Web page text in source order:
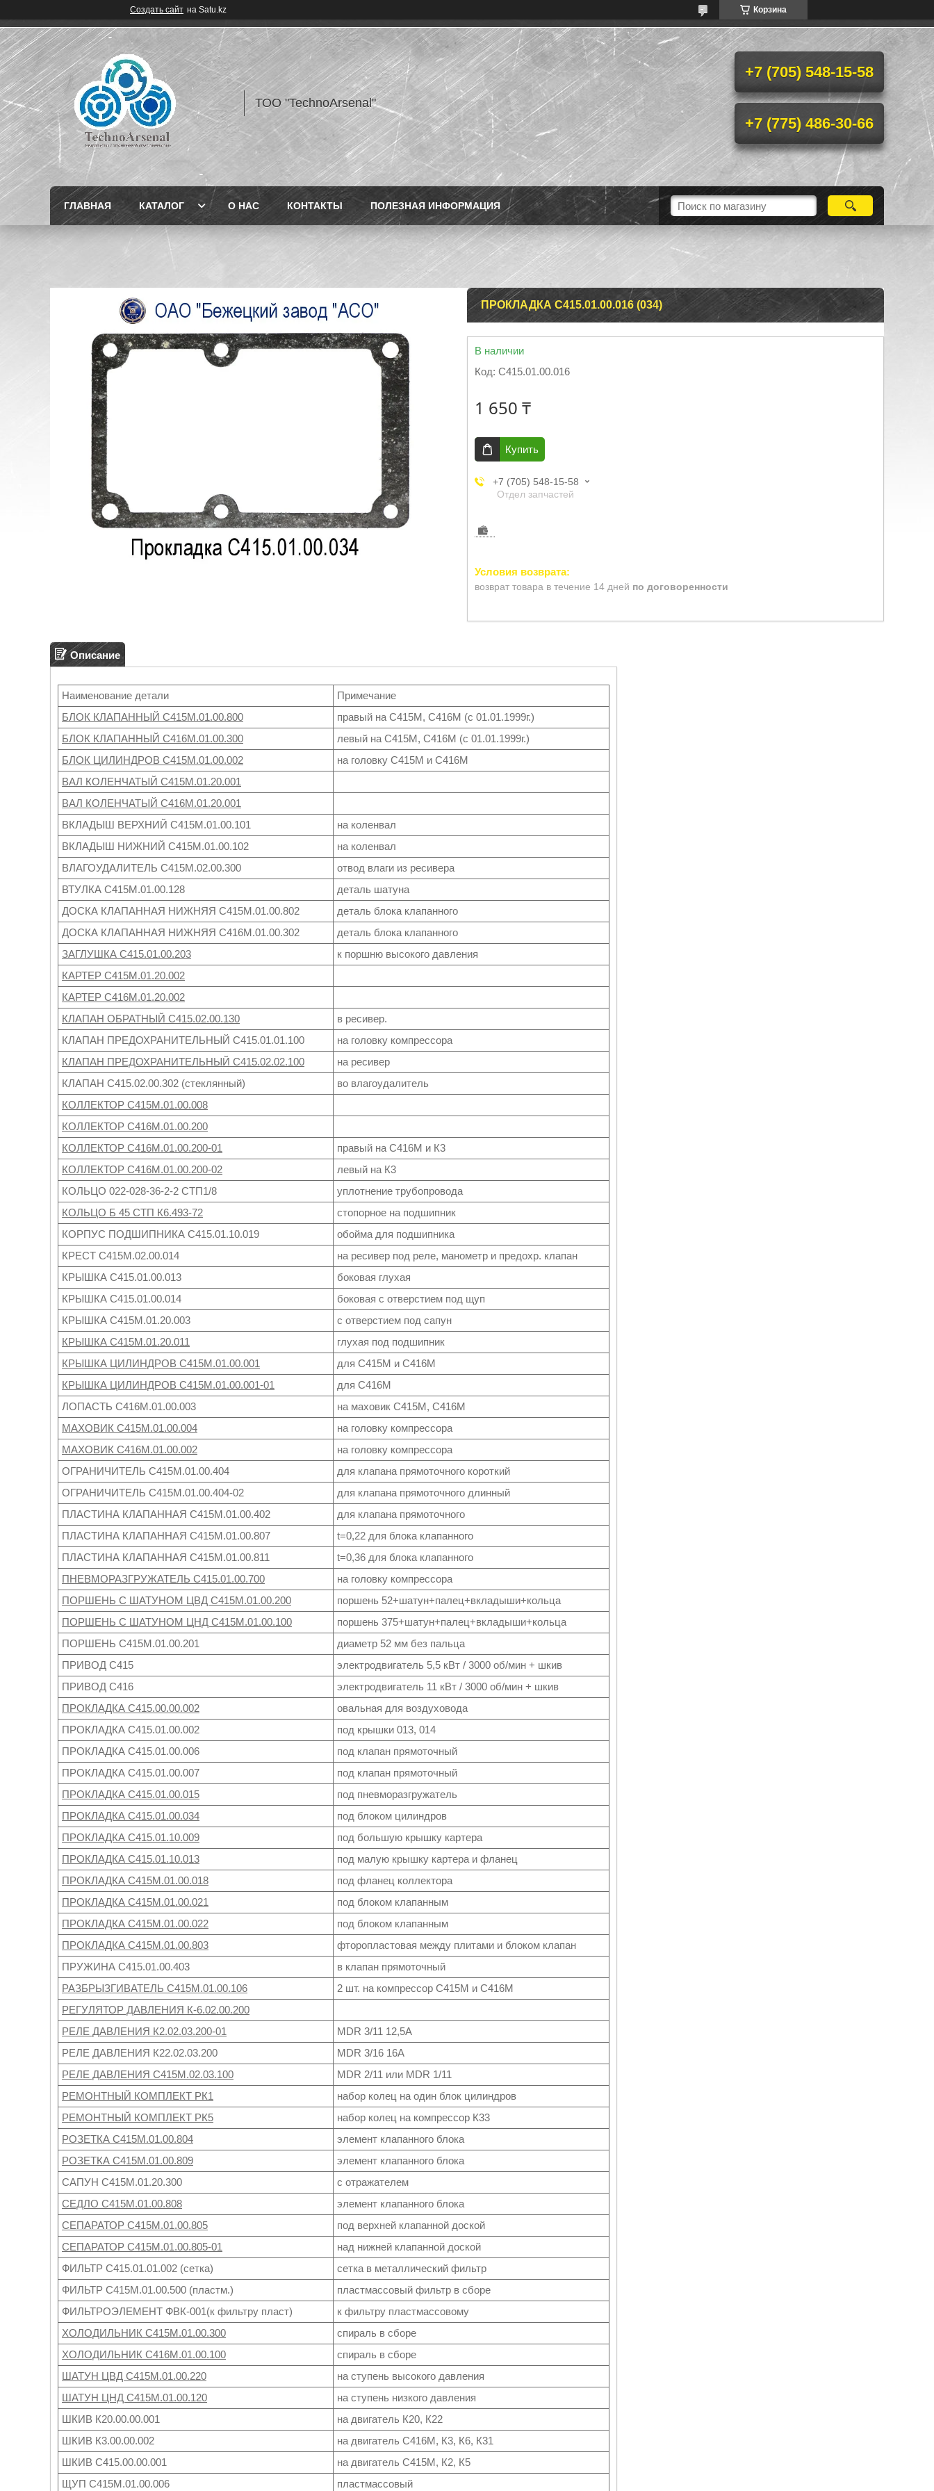
Создать сайт на Satu.kz Корзина
ТОО "TechnoArsenal"
+7 (705) 548-15-58
+7 (775) 486-30-66
ГЛАВНАЯ КАТАЛОГ О НАС КОНТАКТЫ ПОЛЕЗНАЯ ИНФОРМАЦИЯ
ПРОКЛАДКА С415.01.00.016 (034)
В наличии
Код: С415.01.00.016
1 650 ₸
Купить
+7 (705) 548-15-58
Отдел запчастей
возврат товара в течение 14 дней по договоренности
Описание
Наименование детали
Примечание
БЛОК КЛАПАННЫЙ С415М.01.00.800
правый на С415М, С416М (с 01.01.1999г.)
БЛОК КЛАПАННЫЙ С416М.01.00.300
левый на С415М, С416М (с 01.01.1999г.)
БЛОК ЦИЛИНДРОВ С415М.01.00.002
на головку С415М и С416М
ВАЛ КОЛЕНЧАТЫЙ С415М.01.20.001
ВАЛ КОЛЕНЧАТЫЙ С416М.01.20.001
ВКЛАДЫШ ВЕРХНИЙ С415М.01.00.101
на коленвал
ВКЛАДЫШ НИЖНИЙ С415М.01.00.102
на коленвал
ВЛАГОУДАЛИТЕЛЬ С415М.02.00.300
отвод влаги из ресивера
ВТУЛКА С415М.01.00.128
деталь шатуна
ДОСКА КЛАПАННАЯ НИЖНЯЯ С415М.01.00.802
деталь блока клапанного
ДОСКА КЛАПАННАЯ НИЖНЯЯ С416М.01.00.302
деталь блока клапанного
ЗАГЛУШКА С415.01.00.203
к поршню высокого давления
КАРТЕР С415М.01.20.002
КАРТЕР С416М.01.20.002
КЛАПАН ОБРАТНЫЙ С415.02.00.130
в ресивер.
КЛАПАН ПРЕДОХРАНИТЕЛЬНЫЙ С415.01.01.100
на головку компрессора
КЛАПАН ПРЕДОХРАНИТЕЛЬНЫЙ С415.02.02.100
на ресивер
КЛАПАН С415.02.00.302 (стеклянный)
во влагоудалитель
КОЛЛЕКТОР С415М.01.00.008
КОЛЛЕКТОР С416М.01.00.200
КОЛЛЕКТОР С416М.01.00.200-01
правый на С416М и К3
КОЛЛЕКТОР С416М.01.00.200-02
левый на К3
КОЛЬЦО 022-028-36-2-2 СТП1/8
уплотнение трубопровода
КОЛЬЦО Б 45 СТП К6.493-72
стопорное на подшипник
КОРПУС ПОДШИПНИКА С415.01.10.019
обойма для подшипника
КРЕСТ С415М.02.00.014
на ресивер под реле, манометр и предохр. клапан
КРЫШКА С415.01.00.013
боковая глухая
КРЫШКА С415.01.00.014
боковая с отверстием под щуп
КРЫШКА С415М.01.20.003
с отверстием под сапун
КРЫШКА С415М.01.20.011
глухая под подшипник
КРЫШКА ЦИЛИНДРОВ С415М.01.00.001
для С415М и С416М
КРЫШКА ЦИЛИНДРОВ С415М.01.00.001-01
для С416М
ЛОПАСТЬ С416М.01.00.003
на маховик С415М, С416М
МАХОВИК С415М.01.00.004
на головку компрессора
МАХОВИК С416М.01.00.002
на головку компрессора
ОГРАНИЧИТЕЛЬ С415М.01.00.404
для клапана прямоточного короткий
ОГРАНИЧИТЕЛЬ С415М.01.00.404-02
для клапана прямоточного длинный
ПЛАСТИНА КЛАПАННАЯ С415М.01.00.402
для клапана прямоточного
ПЛАСТИНА КЛАПАННАЯ С415М.01.00.807
t=0,22 для блока клапанного
ПЛАСТИНА КЛАПАННАЯ С415М.01.00.811
t=0,36 для блока клапанного
ПНЕВМОРАЗГРУЖАТЕЛЬ С415.01.00.700
на головку компрессора
ПОРШЕНЬ С ШАТУНОМ ЦВД С415М.01.00.200
поршень 52+шатун+палец+вкладыши+кольца
ПОРШЕНЬ С ШАТУНОМ ЦНД С415М.01.00.100
поршень 375+шатун+палец+вкладыши+кольца
ПОРШЕНЬ С415М.01.00.201
диаметр 52 мм без пальца
ПРИВОД С415
электродвигатель 5,5 кВт / 3000 об/мин + шкив
ПРИВОД С416
электродвигатель 11 кВт / 3000 об/мин + шкив
ПРОКЛАДКА С415.00.00.002
овальная для воздуховода
ПРОКЛАДКА С415.01.00.002
под крышки 013, 014
ПРОКЛАДКА С415.01.00.006
под клапан прямоточный
ПРОКЛАДКА С415.01.00.007
под клапан прямоточный
ПРОКЛАДКА С415.01.00.015
под пневморазгружатель
ПРОКЛАДКА С415.01.00.034
под блоком цилиндров
ПРОКЛАДКА С415.01.10.009
под большую крышку картера
ПРОКЛАДКА С415.01.10.013
под малую крышку картера и фланец
ПРОКЛАДКА С415М.01.00.018
под фланец коллектора
ПРОКЛАДКА С415М.01.00.021
под блоком клапанным
ПРОКЛАДКА С415М.01.00.022
под блоком клапанным
ПРОКЛАДКА С415М.01.00.803
фторопластовая между плитами и блоком клапан
ПРУЖИНА С415.01.00.403
в клапан прямоточный
РАЗБРЫЗГИВАТЕЛЬ С415М.01.00.106
2 шт. на компрессор С415М и С416М
РЕГУЛЯТОР ДАВЛЕНИЯ К-6.02.00.200
РЕЛЕ ДАВЛЕНИЯ К2.02.03.200-01
MDR 3/11 12,5А
РЕЛЕ ДАВЛЕНИЯ К22.02.03.200
MDR 3/16 16А
РЕЛЕ ДАВЛЕНИЯ С415М.02.03.100
MDR 2/11 или MDR 1/11
РЕМОНТНЫЙ КОМПЛЕКТ РК1
набор колец на один блок цилиндров
РЕМОНТНЫЙ КОМПЛЕКТ РК5
набор колец на компрессор К33
РОЗЕТКА С415М.01.00.804
элемент клапанного блока
РОЗЕТКА С415М.01.00.809
элемент клапанного блока
САПУН С415М.01.20.300
с отражателем
СЕДЛО С415М.01.00.808
элемент клапанного блока
СЕПАРАТОР С415М.01.00.805
под верхней клапанной доской
СЕПАРАТОР С415М.01.00.805-01
над нижней клапанной доской
ФИЛЬТР С415.01.01.002 (сетка)
сетка в металлический фильтр
ФИЛЬТР С415М.01.00.500 (пластм.)
пластмассовый фильтр в сборе
ФИЛЬТРОЭЛЕМЕНТ ФВК-001(к фильтру пласт)
к фильтру пластмассовому
ХОЛОДИЛЬНИК С415М.01.00.300
спираль в сборе
ХОЛОДИЛЬНИК С416М.01.00.100
спираль в сборе
ШАТУН ЦВД С415М.01.00.220
на ступень высокого давления
ШАТУН ЦНД С415М.01.00.120
на ступень низкого давления
ШКИВ К20.00.00.001
на двигатель К20, К22
ШКИВ К3.00.00.002
на двигатель С416М, К3, К6, К31
ШКИВ С415.00.00.001
на двигатель С415М, К2, К5
ЩУП С415М.01.00.006
пластмассовый